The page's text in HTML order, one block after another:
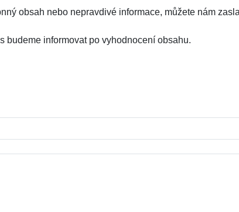
obsah nebo nepravdivé informace, můžete nám
budeme informovat po vyhodnocení obsahu.